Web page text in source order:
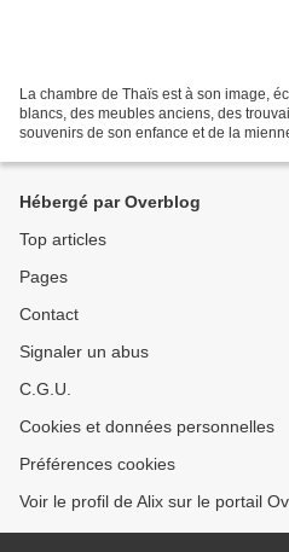
La chambre de Thaïs est à son image,
blancs, des meubles anciens, des
souvenirs de son enfance et de la
Hébergé par Overblog
Top articles
Pages
Contact
Signaler un abus
C.G.U.
Cookies et données personnelles
Préférences cookies
Voir le profil de Alix sur le portail